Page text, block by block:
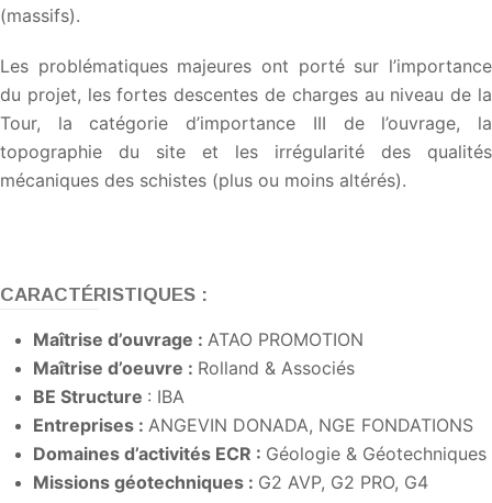
(massifs).
Les problématiques majeures ont porté sur l’importance
du projet, les fortes descentes de charges au niveau de la
Tour, la catégorie d’importance III de l’ouvrage, la
topographie du site et les irrégularité des qualités
mécaniques des schistes (plus ou moins altérés).
CARACTÉRISTIQUES :
Maîtrise d’ouvrage : ATAO PROMOTION
Maîtrise d’oeuvre : Rolland & Associés
BE Structure : IBA
Entreprises : ANGEVIN DONADA, NGE FONDATIONS
Domaines d’activités ECR : Géologie & Géotechniques
Missions géotechniques : G2 AVP, G2 PRO, G4